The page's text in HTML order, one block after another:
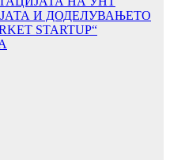
И ДОДЕЛУВАЊЕТО
STARTUP“